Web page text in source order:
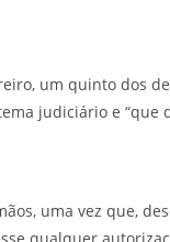
um quinto dos
judiciário e “que
uma vez que,
qualquer